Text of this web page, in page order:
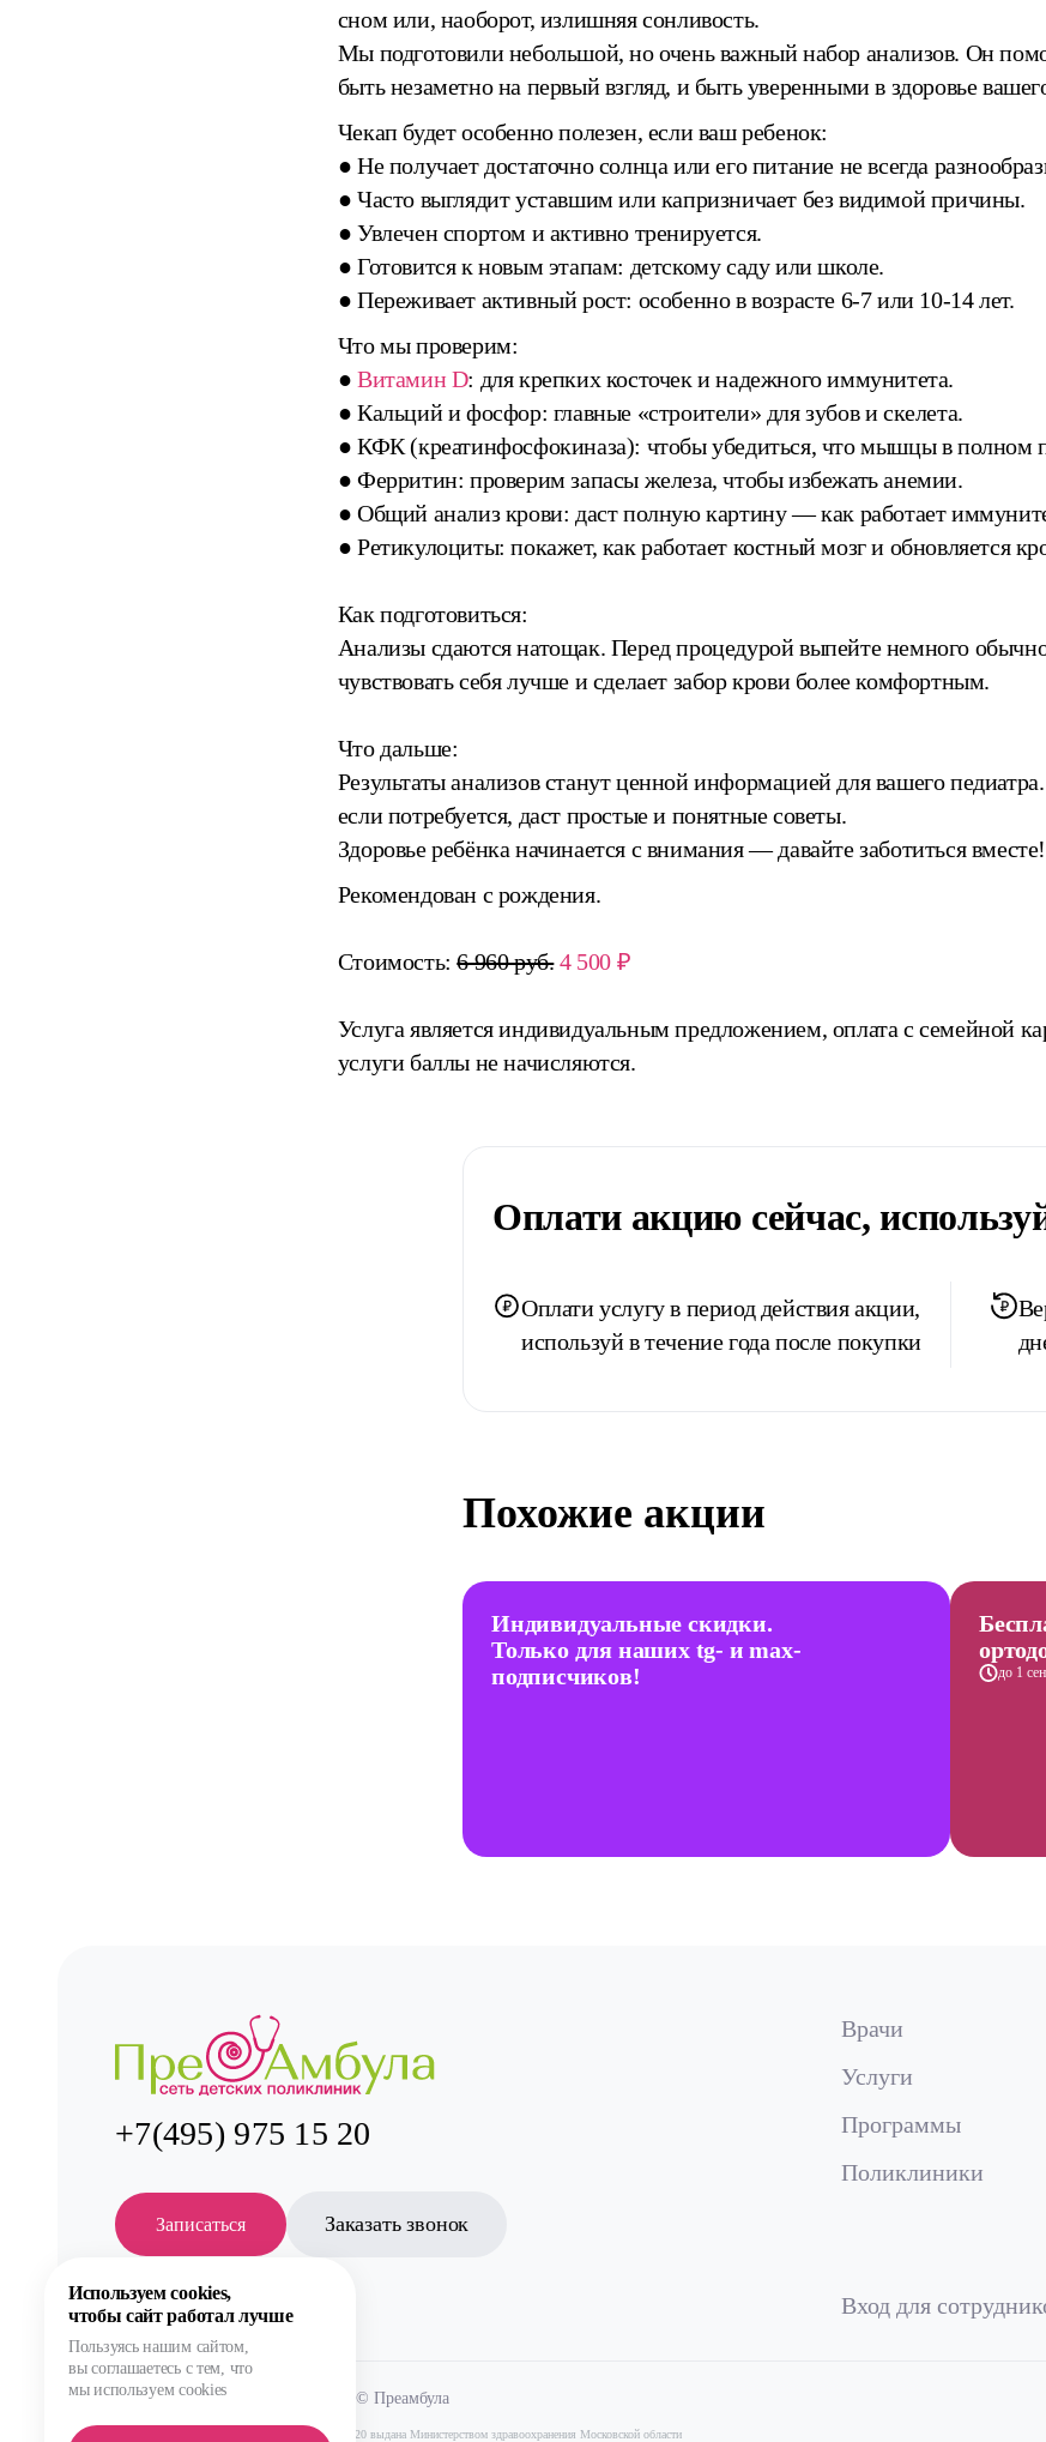
сном или, наоборот, излишняя сонливость.
Мы подготовили небольшой, но очень важный набор анализов. Он
быть незаметно на первый взгляд, и быть уверенными в здоровье
Чекап будет особенно полезен, если ваш ребенок:
● Не получает достаточно солнца или его питание не всегда
● Часто выглядит уставшим или капризничает без видимой причины.
● Увлечен спортом и активно тренируется.
● Готовится к новым этапам: детскому саду или школе.
● Переживает активный рост: особенно в возрасте 6-7 или 10-14 лет.
Что мы проверим:
● Витамин D: для крепких косточек и надежного иммунитета.
● Кальций и фосфор: главные «строители» для зубов и скелета.
● КФК (креатинфосфокиназа): чтобы убедиться, что мышцы в полном
● Ферритин: проверим запасы железа, чтобы избежать анемии.
● Общий анализ крови: даст полную картину — как работает
● Ретикулоциты: покажет, как работает костный мозг и обновляется
Как подготовиться:
Анализы сдаются натощак. Перед процедурой выпейте немного
чувствовать себя лучше и сделает забор крови более комфортным.
Что дальше:
Результаты анализов станут ценной информацией для вашего
если потребуется, даст простые и понятные советы.
Здоровье ребёнка начинается с внимания — давайте заботиться вместе!
Рекомендован с рождения.
Стоимость:6 960 руб. 4 500 ₽
Услуга является индивидуальным предложением, оплата с семейной
услуги баллы не начисляются.
Оплати акцию сейчас,
Оплати услугу в период действия акции,
используй в течение года после покупки
Похожие акции
Индивидуальные скидки.
Только для наших tg- и max-
подписчиков!
до 1
+7(495) 975 15 20
Записаться Заказать звонок
Врачи
Услуги
Программы
Поликлиники
Вход для
Все права защищены. 2012-2026 © Преамбула
от 05.11.2020 выдана Министерством здравоохранения Московской области
Используем cookies,
чтобы сайт работал лучше
Пользуясь нашим сайтом,
вы соглашаетесь с тем, что
мы используем cookies